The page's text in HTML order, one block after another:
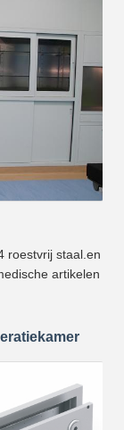
roestvrij staal.en
artikelen